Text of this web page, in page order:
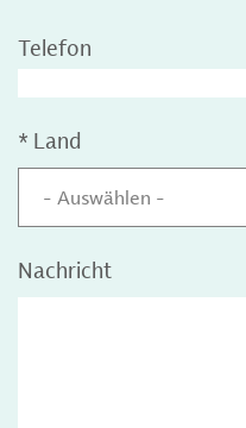
Telefon
* Land
- Auswählen -
Nachricht